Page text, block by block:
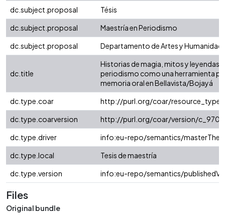
dc.subject.proposal
Tésis
dc.subject.proposal
Maestría en Periodismo
dc.subject.proposal
Departamento de Artes y
dc.title
Historias de magia, mitos y leyendas
periodismo como una herramienta
memoria oral en Bellavista/Bojayá
dc.type.coar
http://purl.org/coar/resource_type/
dc.type.coarversion
http://purl.org/coar/version/
dc.type.driver
info:eu-repo/semantics/
dc.type.local
Tesis de maestría
dc.type.version
info:eu-repo/semantics/
Files
Original bundle